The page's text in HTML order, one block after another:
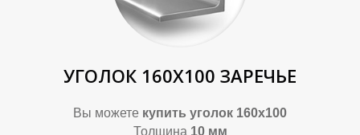
УГОЛОК 160Х100 ЗАРЕЧЬЕ
Вы можете купить уголок 160х100
Толщина 10 мм